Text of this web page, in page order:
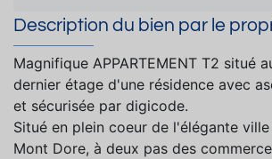
Description du bien par le
Magnifique APPARTEMENT T2 situé
dernier étage d'une résidence avec
et sécurisée par digicode.
Situé en plein coeur de l'élégante
Mont Dore, à deux pas des